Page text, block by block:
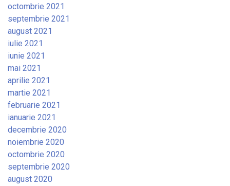
octombrie 2021
septembrie 2021
august 2021
iulie 2021
iunie 2021
mai 2021
aprilie 2021
martie 2021
februarie 2021
ianuarie 2021
decembrie 2020
noiembrie 2020
octombrie 2020
septembrie 2020
august 2020